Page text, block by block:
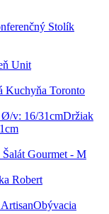
Stolík
Unit
Kuchyňa Toronto
Držiak
Gourmet - M
Robert
Obývacia